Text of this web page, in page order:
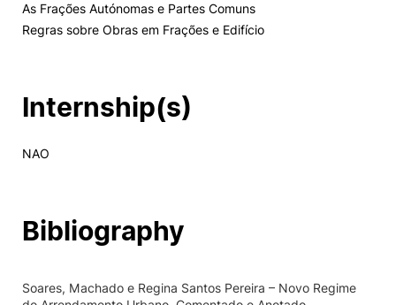
As Frações Autónomas e Partes Comuns
Regras sobre Obras em Frações e Edifício
Internship(s)
NAO
Bibliography
Soares, Machado e Regina Santos Pereira – Novo Regime